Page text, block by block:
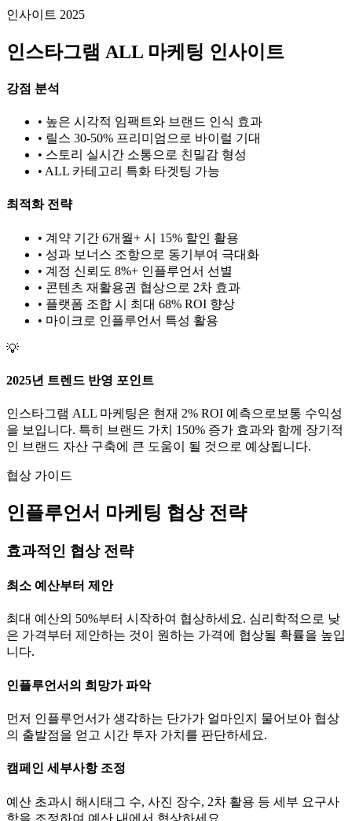
인사이트 2025
인스타그램 ALL 마케팅 인사이트
강점 분석
• 높은 시각적 임팩트와 브랜드 인식 효과
• 릴스 30-50% 프리미엄으로 바이럴 기대
• 스토리 실시간 소통으로 친밀감 형성
• ALL 카테고리 특화 타겟팅 가능
최적화 전략
• 계약 기간 6개월+ 시 15% 할인 활용
• 성과 보너스 조항으로 동기부여 극대화
• 계정 신뢰도 8%+ 인플루언서 선별
• 콘텐츠 재활용권 협상으로 2차 효과
• 플랫폼 조합 시 최대 68% ROI 향상
• 마이크로 인플루언서 특성 활용
💡
2025년 트렌드 반영 포인트
인스타그램 ALL 마케팅은 현재 2% ROI 예측으로 보통 수익성
을 보입니다. 특히 브랜드 가치
150% 증가 효과와 함께 장기적
인 브랜드 자산 구축에 큰 도움이 될 것으로 예상됩니다.
협상 가이드
인플루언서 마케팅 협상 전략
효과적인 협상 전략
최소 예산부터 제안
최대 예산의 50%부터 시작하여 협상하세요. 심리학적으로 낮
은 가격부터 제안하는 것이 원하는 가격에 협상될 확률을 높입
니다.
인플루언서의 희망가 파악
먼저 인플루언서가 생각하는 단가가 얼마인지 물어보아 협상
의 출발점을 얻고 시간 투자 가치를 판단하세요.
캠페인 세부사항 조정
예산 초과시 해시태그 수, 사진 장수, 2차 활용 등 세부 요구사
항을 조정하여 예산 내에서 협상하세요.